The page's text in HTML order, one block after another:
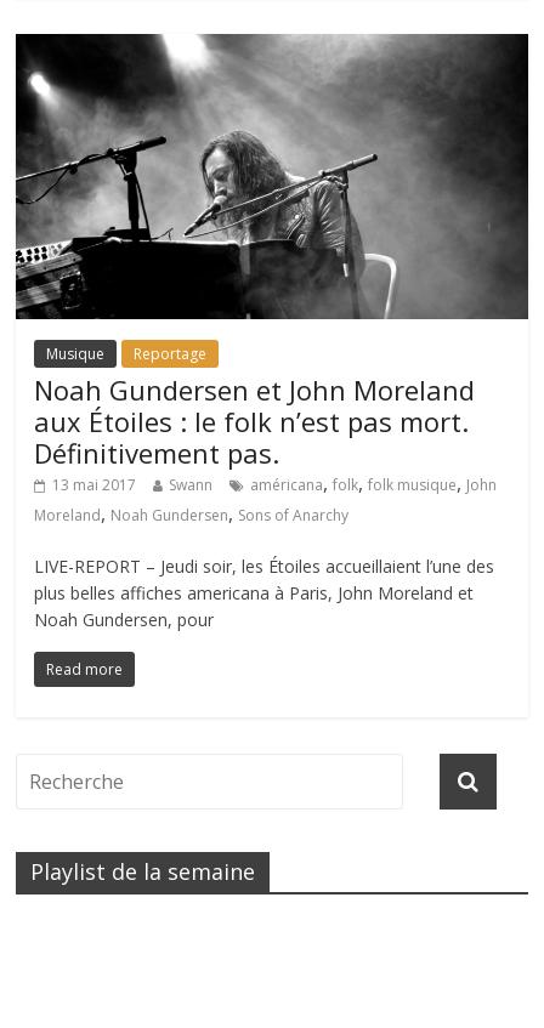
Musique Reportage
Noah Gundersen et John Moreland
aux Étoiles : le folk n’est pas mort.
Définitivement pas.
13 mai 2017 Swann américana,folk,folk musique, John
Moreland, Noah Gundersen, Sons of Anarchy
LIVE-REPORT – Jeudi soir, les Étoiles accueillaient l’une des
plus belles affiches americana à Paris, John Moreland et
Noah Gundersen, pour
Read more
Playlist de la semaine